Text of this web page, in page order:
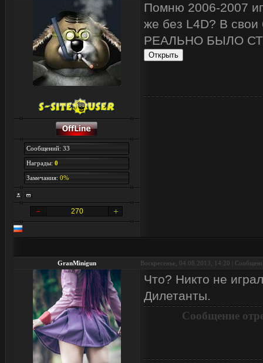
Сообщений: 33
Награды: 0
Замечания: 0%
270
Помню 2006-2007
же без L4D? В
РЕАЛЬНО БЫЛО
GranMinigun Воскресенье, 04.08.2013, 14:20 |
Что? Никто не
Дилетанты.
Сообщение